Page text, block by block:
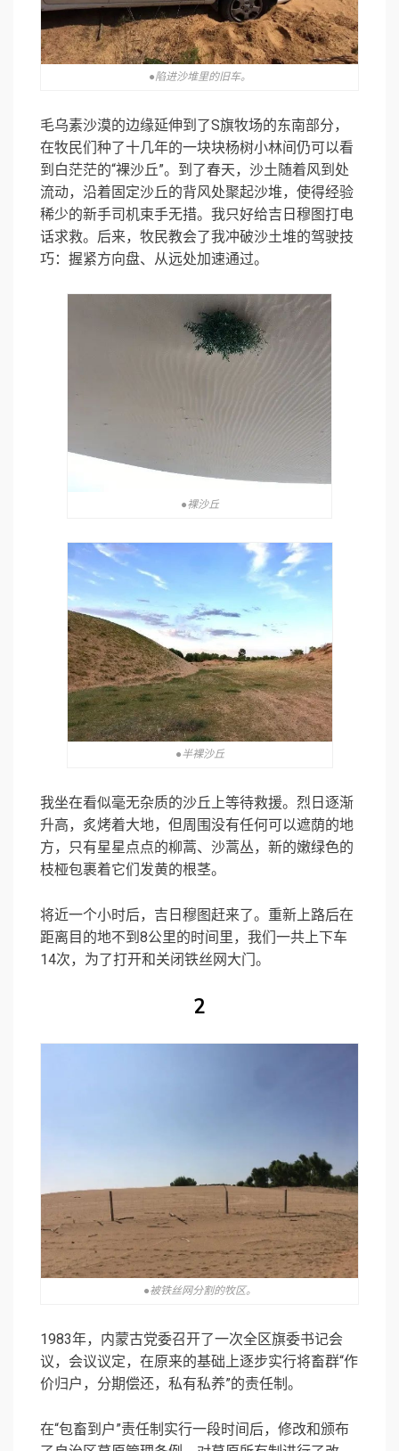
●陷进沙堆里的旧车。
毛乌素沙漠的边缘延伸到了S旗牧场的东南部分，
在牧民们种了十几年的一块块杨树小林间仍可以看
到白茫茫的“裸沙丘”。到了春天，沙土随着风到处
流动，沿着固定沙丘的背风处聚起沙堆，使得经验
稀少的新手司机束手无措。我只好给吉日穆图打电
话求救。后来，牧民教会了我冲破沙土堆的驾驶技
巧：握紧方向盘、从远处加速通过。
●裸沙丘
●半裸沙丘
我坐在看似毫无杂质的沙丘上等待救援。烈日逐渐
升高，炙烤着大地，但周围没有任何可以遮荫的地
方，只有星星点点的柳蒿、沙蒿丛，新的嫩绿色的
枝桠包裹着它们发黄的根茎。
将近一个小时后，吉日穆图赶来了。重新上路后在
距离目的地不到8公里的时间里，我们一共上下车
14次，为了打开和关闭铁丝网大门。
2
●被铁丝网分割的牧区。
1983年，内蒙古党委召开了一次全区旗委书记会
议，会议议定，在原来的基础上逐步实行将畜群“作
价归户，分期偿还，私有私养”的责任制。
在“包畜到户”责任制实行一段时间后，修改和颁布